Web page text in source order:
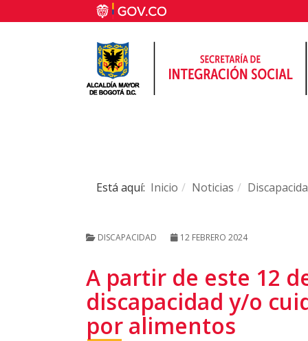
Está aquí: Inicio Noticias
DISCAPACIDAD 12 FEBRERO 2024
A partir de este 12
discapacidad y/o
por alimentos